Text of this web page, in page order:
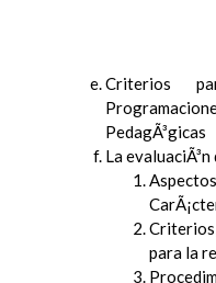
Criterios
PedagÃ³gicas
La
para la